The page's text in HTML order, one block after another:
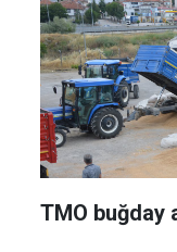
TMO buğday